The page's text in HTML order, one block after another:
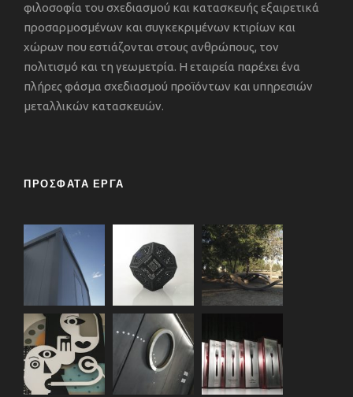
φιλοσοφία του σχεδιασμού και κατασκευής εξαιρετικά
προσαρμοσμένων και συγκεκριμένων κτιρίων και
χώρων που εστιάζονται στους ανθρώπους, τον
πολιτισμό και τη γεωμετρία. Η εταιρεία παρέχει ένα
πλήρες φάσμα σχεδιασμού προϊόντων και υπηρεσιών
μεταλλικών κατασκευών.
ΠΡΟΣΦΑΤΑ ΕΡΓΑ